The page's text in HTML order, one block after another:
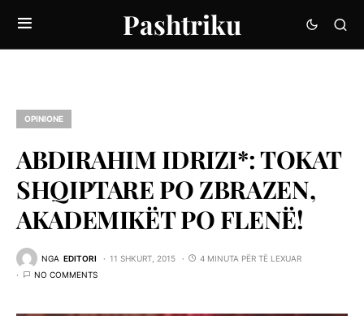
Pashtriku
OPINIONE
ABDIRAHIM IDRIZI*: TOKAT
SHQIPTARE PO ZBRAZEN,
AKADEMIKËT PO FLENË!
NGA EDITORI 11 SHKURT, 2015
4 MINUTA PËR TË LEXUAR
NO COMMENTS